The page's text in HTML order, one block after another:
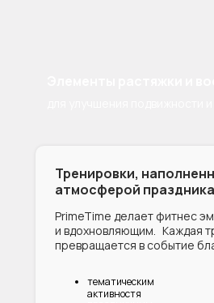
Тренировки,
атмосферой праздника
тематическим
активностя
PrimeTime делает фитнес
и вдохновляющим. Каждая
превращается в событие